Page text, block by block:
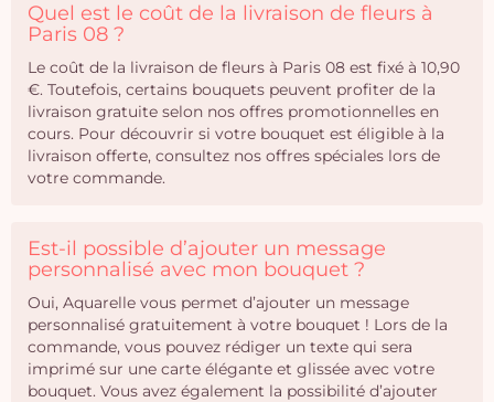
Quel est le coût de la livraison de fleurs à
Paris 08 ?
Le coût de la livraison de fleurs à Paris 08 est fixé à 10,90
€. Toutefois, certains bouquets peuvent profiter de la
livraison gratuite selon nos offres promotionnelles en
cours. Pour découvrir si votre bouquet est éligible à la
livraison offerte, consultez nos offres spéciales lors de
votre commande.
Est-il possible d’ajouter un message
personnalisé avec mon bouquet ?
Oui, Aquarelle vous permet d’ajouter un message
personnalisé gratuitement à votre bouquet ! Lors de la
commande, vous pouvez rédiger un texte qui sera
imprimé sur une carte élégante et glissée avec votre
bouquet. Vous avez également la possibilité d’ajouter